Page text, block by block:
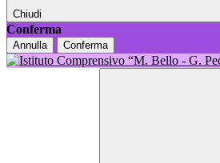
Chiudi
Conferma
Annulla Conferma